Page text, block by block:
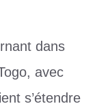
dans
avec
s’étendre